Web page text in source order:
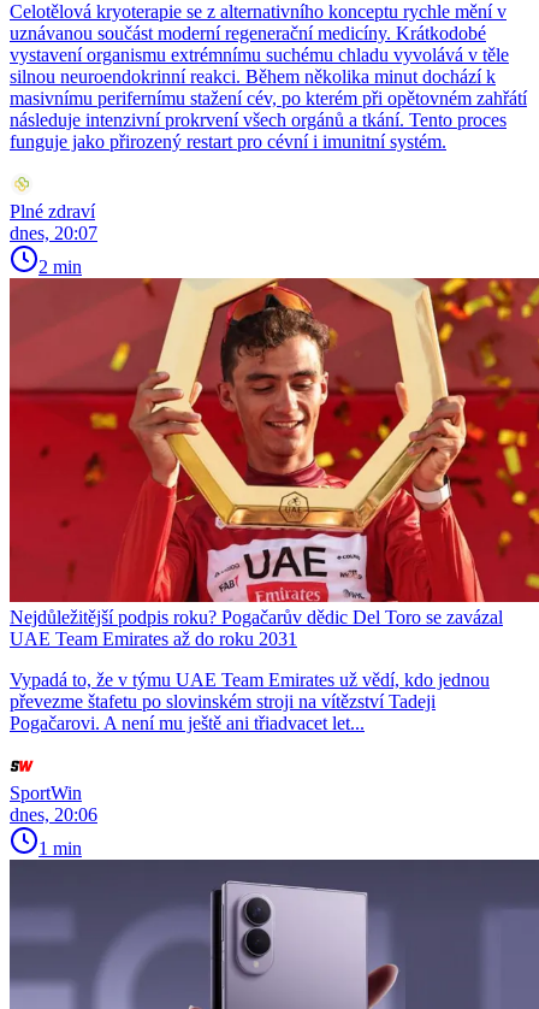
Celotělová kryoterapie se z alternativního konceptu rychle mění v
uznávanou součást moderní regenerační medicíny. Krátkodobé
vystavení organismu extrémnímu suchému chladu vyvolává v těle
silnou neuroendokrinní reakci. Během několika minut dochází k
masivnímu perifernímu stažení cév, po kterém při opětovném zahřátí
následuje intenzivní prokrvení všech orgánů a tkání. Tento proces
funguje jako přirozený restart pro cévní i imunitní systém.
Plné zdraví
dnes, 20:07
2 min
Nejdůležitější podpis roku? Pogačarův dědic Del Toro se zavázal
UAE Team Emirates až do roku 2031
Vypadá to, že v týmu UAE Team Emirates už vědí, kdo jednou
převezme štafetu po slovinském stroji na vítězství Tadeji
Pogačarovi. A není mu ještě ani třiadvacet let...
SportWin
dnes, 20:06
1 min